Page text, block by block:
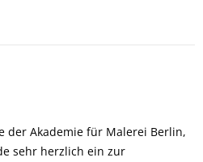
der Akademie für Malerei Berlin,
sehr herzlich ein zur